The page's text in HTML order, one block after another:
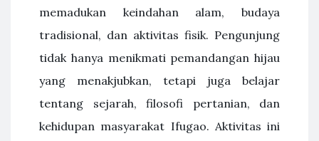
memadukan keindahan alam, budaya
tradisional, dan aktivitas fisik. Pengunjung
tidak hanya menikmati pemandangan hijau
yang menakjubkan, tetapi juga belajar
tentang sejarah, filosofi pertanian, dan
kehidupan masyarakat Ifugao. Aktivitas ini